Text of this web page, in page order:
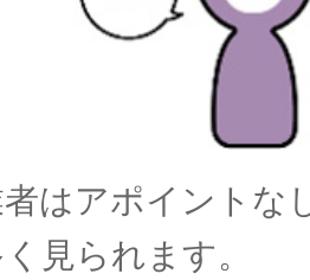
はアポイントな
見られます。